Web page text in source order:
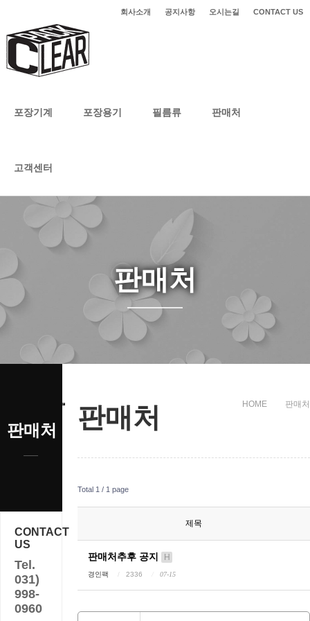
CONTACT US
오시는길
공지사항
회사소개
포장기계 포장용기 필름류 판매처
고객센터
판매처
판매처 HOME 판매처
Total 1 / 1 page
제목
판매처추후 공지 H
경인팩 2336 07-15
판매처
CONTACT
US
Tel.
031)
998-
0960